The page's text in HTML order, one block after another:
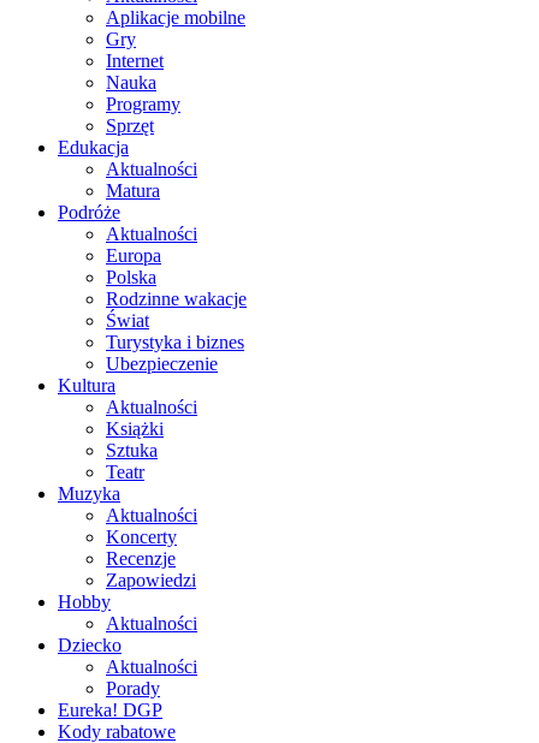
Aplikacje mobilne
Gry
Internet
Nauka
Programy
Sprzęt
Edukacja
Aktualności
Matura
Podróże
Aktualności
Europa
Polska
Rodzinne wakacje
Świat
Turystyka i biznes
Ubezpieczenie
Kultura
Aktualności
Książki
Sztuka
Teatr
Muzyka
Aktualności
Koncerty
Recenzje
Zapowiedzi
Hobby
Aktualności
Dziecko
Aktualności
Porady
Eureka! DGP
Kody rabatowe